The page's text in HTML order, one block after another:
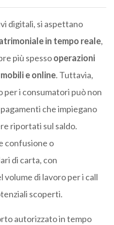
digitali, si aspettano
in tempo reale,
più spessooperazioni
e online. Tuttavia,
per i consumatori può non
che impiegano
riportati sul saldo.
confusione o
di carta, con
di lavoro per i call
scoperti.
autorizzato in tempo